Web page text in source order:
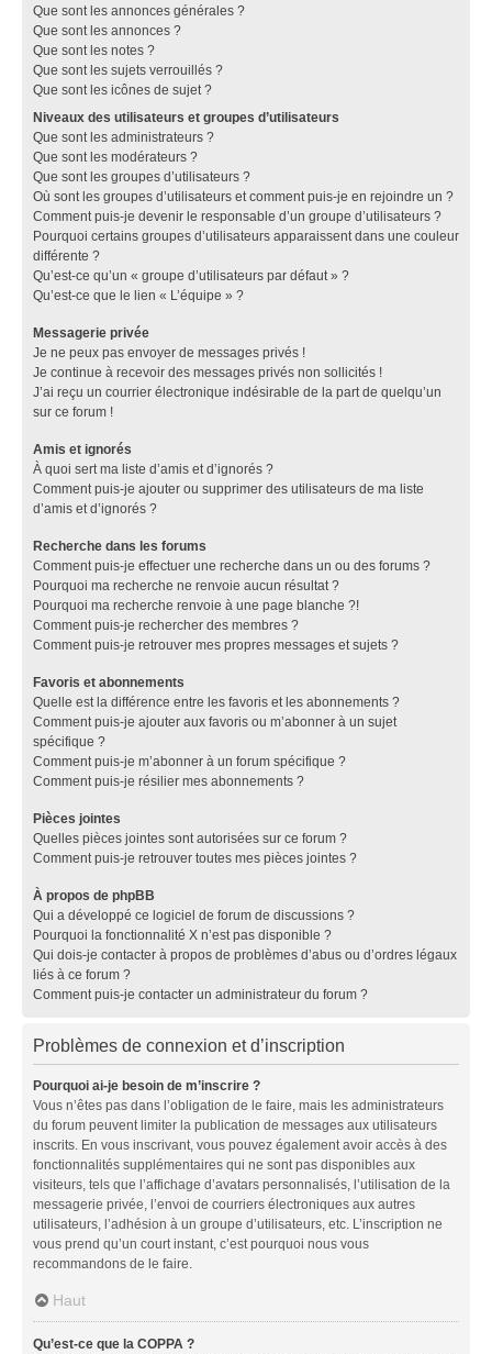
Que sont les annonces générales ?
Que sont les annonces ?
Que sont les notes ?
Que sont les sujets verrouillés ?
Que sont les icônes de sujet ?
Niveaux des utilisateurs et groupes d’utilisateurs
Que sont les administrateurs ?
Que sont les modérateurs ?
Que sont les groupes d’utilisateurs ?
Où sont les groupes d’utilisateurs et comment puis-je en rejoindre un ?
Comment puis-je devenir le responsable d’un groupe d’utilisateurs ?
Pourquoi certains groupes d’utilisateurs apparaissent dans une couleur
différente ?
Qu’est-ce qu’un « groupe d’utilisateurs par défaut » ?
Qu’est-ce que le lien « L’équipe » ?
Messagerie privée
Je ne peux pas envoyer de messages privés !
Je continue à recevoir des messages privés non sollicités !
J’ai reçu un courrier électronique indésirable de la part de quelqu’un
sur ce forum !
Amis et ignorés
À quoi sert ma liste d’amis et d’ignorés ?
Comment puis-je ajouter ou supprimer des utilisateurs de ma liste
d’amis et d’ignorés ?
Recherche dans les forums
Comment puis-je effectuer une recherche dans un ou des forums ?
Pourquoi ma recherche ne renvoie aucun résultat ?
Pourquoi ma recherche renvoie à une page blanche ?!
Comment puis-je rechercher des membres ?
Comment puis-je retrouver mes propres messages et sujets ?
Favoris et abonnements
Quelle est la différence entre les favoris et les abonnements ?
Comment puis-je ajouter aux favoris ou m’abonner à un sujet
spécifique ?
Comment puis-je m’abonner à un forum spécifique ?
Comment puis-je résilier mes abonnements ?
Pièces jointes
Quelles pièces jointes sont autorisées sur ce forum ?
Comment puis-je retrouver toutes mes pièces jointes ?
À propos de phpBB
Qui a développé ce logiciel de forum de discussions ?
Pourquoi la fonctionnalité X n’est pas disponible ?
Qui dois-je contacter à propos de problèmes d’abus ou d’ordres légaux
liés à ce forum ?
Comment puis-je contacter un administrateur du forum ?
Problèmes de connexion et d’inscription
Pourquoi ai-je besoin de m’inscrire ?
Vous n’êtes pas dans l’obligation de le faire, mais les administrateurs
du forum peuvent limiter la publication de messages aux utilisateurs
inscrits. En vous inscrivant, vous pouvez également avoir accès à des
fonctionnalités supplémentaires qui ne sont pas disponibles aux
visiteurs, tels que l’affichage d’avatars personnalisés, l’utilisation de la
messagerie privée, l’envoi de courriers électroniques aux autres
utilisateurs, l’adhésion à un groupe d’utilisateurs, etc. L’inscription ne
vous prend qu’un court instant, c’est pourquoi nous vous
recommandons de le faire.
Haut
Qu’est-ce que la COPPA ?